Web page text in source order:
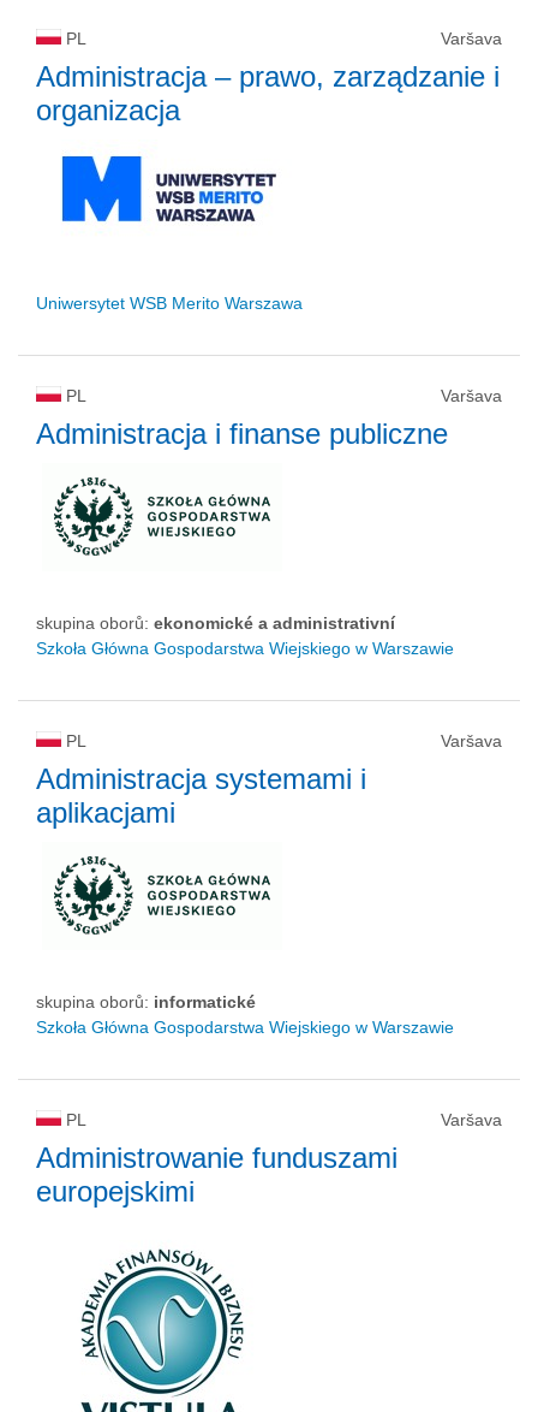
PL Varšava
Administracja – prawo, zarządzanie i
organizacja
Uniwersytet WSB Merito Warszawa
PL Varšava
Administracja i finanse publiczne
skupina oborů: ekonomické a administrativní
Szkoła Główna Gospodarstwa Wiejskiego w Warszawie
PL Varšava
Administracja systemami i
aplikacjami
skupina oborů: informatické
Szkoła Główna Gospodarstwa Wiejskiego w Warszawie
PL Varšava
Administrowanie funduszami
europejskimi